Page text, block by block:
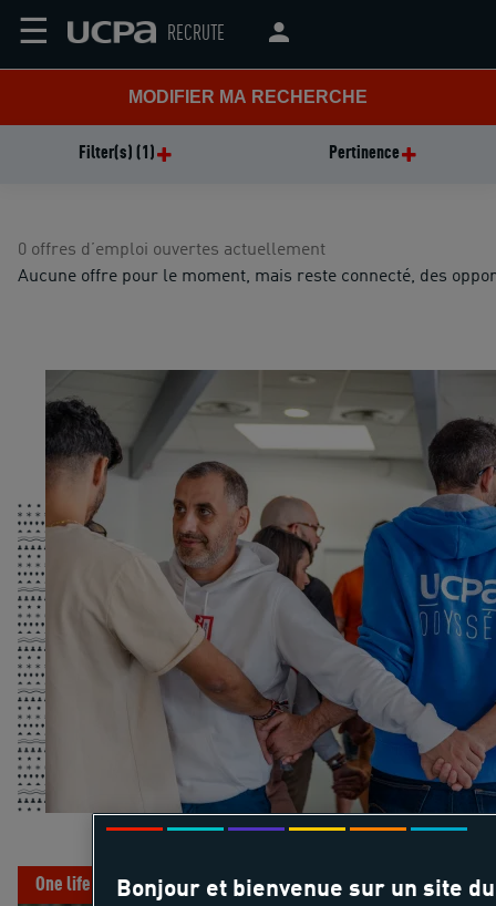
☰ RECRUTE
MODIFIER MA RECHERCHE
Filter(s) (1) Pertinence
0 offres d’emploi ouvertes actuellement
Aucune offre pour le moment, mais reste connecté, des
One life
Bonjour et bienvenue sur un site